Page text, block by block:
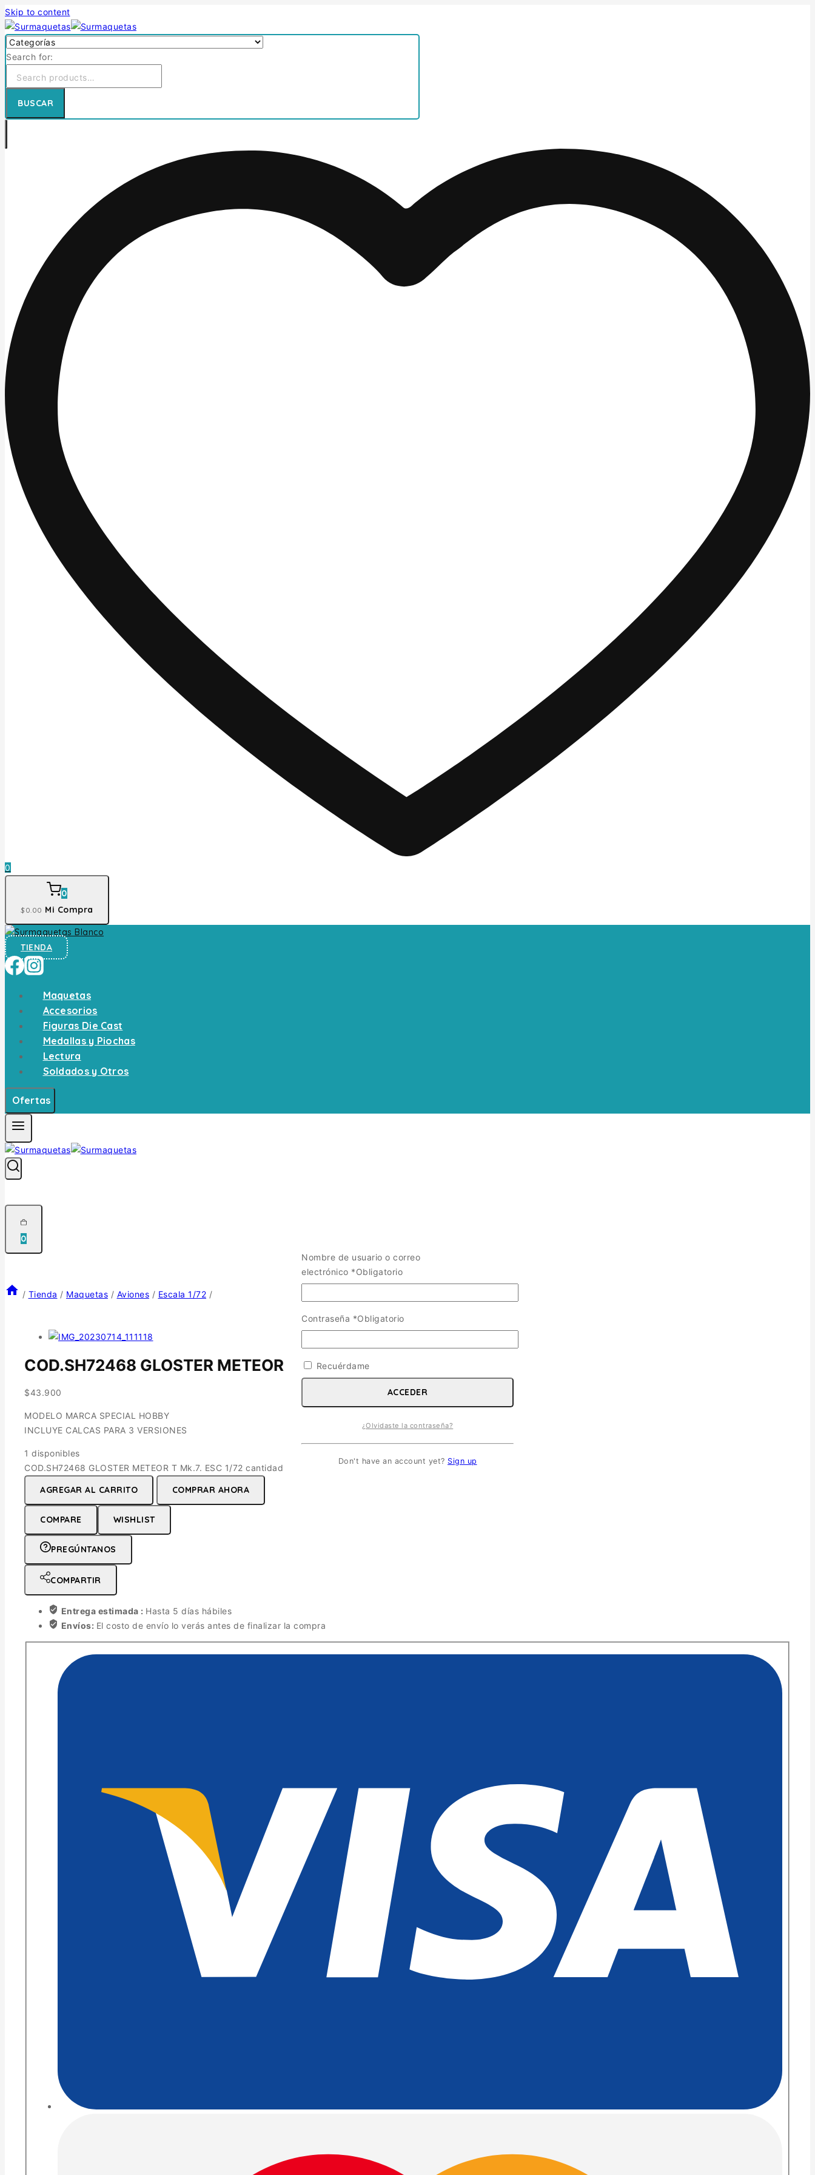
Skip to content
Search for:
BUSCAR
0
0
$0 .00 Mi Compra
TIENDA
Maquetas
Accesorios
Figuras Die Cast
Medallas y Piochas
Lectura
Soldados y Otros
Ofertas
0
/ Tienda / Maquetas / Aviones / Escala 1/72 /
COD.SH72468 GLOSTER METEOR T Mk.7. ESC 1/72
$43.900
MODELO MARCA SPECIAL HOBBY
INCLUYE CALCAS PARA 3 VERSIONES
1 disponibles
COD.SH72468 GLOSTER METEOR T Mk.7. ESC 1/72 cantidad
AGREGAR AL CARRITO COMPRAR AHORA
COMPARE WISHLIST
PREGÚNTANOS
COMPARTIR
Entrega estimada : Hasta 5 días hábiles
Envíos: El costo de envío lo verás antes de finalizar la compra
Nombre de usuario o correo
electrónico *Obligatorio
Contraseña *Obligatorio
Recuérdame
ACCEDER
¿Olvidaste la contraseña?
Don't have an account yet? Sign up